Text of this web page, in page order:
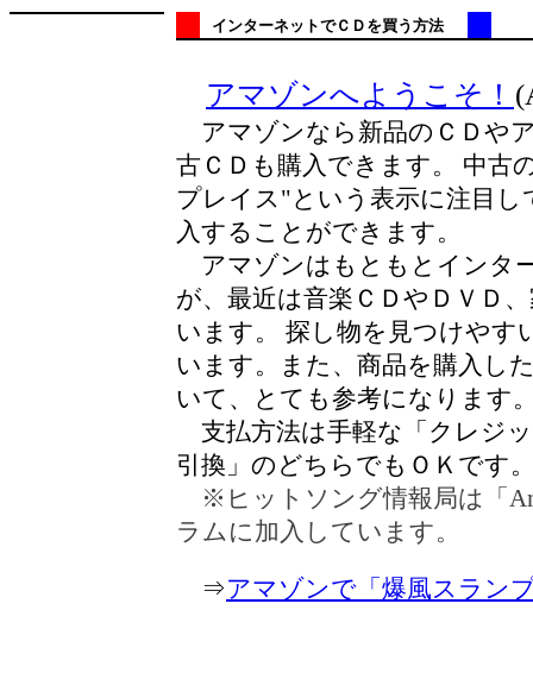
インターネットでＣＤを買う方法
アマゾンへようこそ！
アマゾンなら新品のＣＤや
古ＣＤも購入できます。 中古
プレイス"という表示に注目
入することができます。
アマゾンはもともとインタ
が、最近は音楽ＣＤやＤＶＤ
います。 探し物を見つけやす
います。また、商品を購入し
いて、とても参考になります
支払方法は手軽な「クレジ
引換」のどちらでもＯＫです
※ヒットソング情報局は「
ラムに加入しています。
⇒アマゾンで「爆風スラン